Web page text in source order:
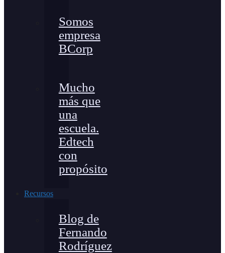
Somos
empresa
BCorp
Mucho
más que
una
escuela.
Edtech
con
propósito
Recursos
Blog de
Fernando
Rodríguez